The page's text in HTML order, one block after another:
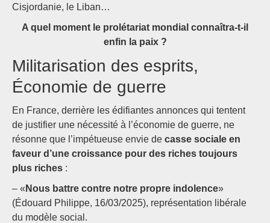
Cisjordanie, le Liban…
A quel moment le prolétariat mondial connaîtra-t-il
enfin la paix ?
Militarisation des esprits,
Économie de guerre
En France, derrière les édifiantes annonces qui tentent
de justifier une nécessité à l’économie de guerre, ne
résonne que l’impétueuse envie de casse sociale en
faveur d’une croissance pour des riches toujours
plus riches :
– « Nous battre contre notre propre indolence»
(Édouard Philippe, 16/03/2025), représentation libérale
du modèle social.